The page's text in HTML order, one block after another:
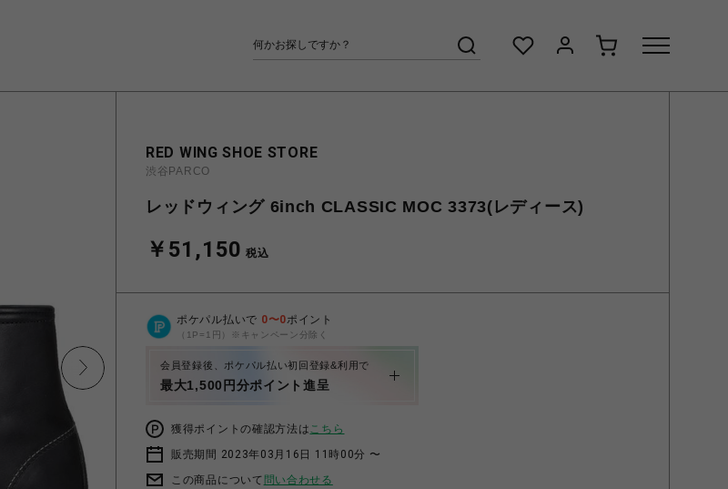
RED WING SHOE STORE
渋谷PARCO
レッドウィング 6inch CLASSIC MOC 3373(レディース)
￥51,150 税込
ポケパル払いで 0〜0ポイント
（1P=1円）※キャンペーン分除く
会員登録後、ポケパル払い初回登録&利用で
最大1,500円分ポイント進呈
獲得ポイントの確認方法はこちら
販売期間 2023年03月16日 11時00分 〜
この商品について 問い合わせる